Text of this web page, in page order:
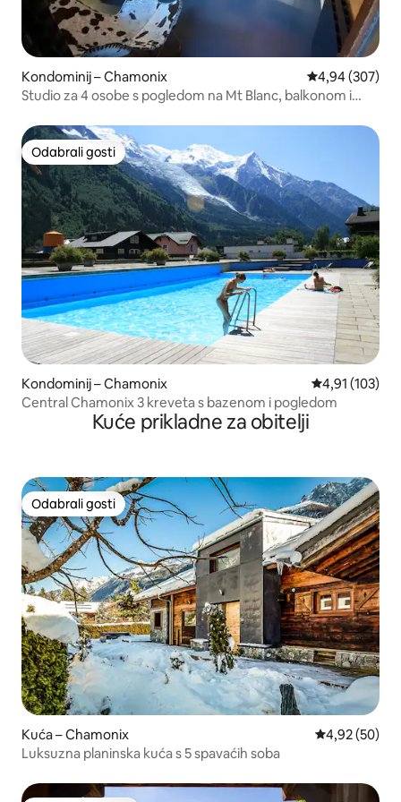
Kondominij – Chamonix Prosječna
4,94 (307)
Studio za 4 osobe s pogledom na Mt Blanc, balkonom i
Odabrali gosti
Odabrali gosti
Kondominij – Chamonix Prosječna
4,91 (103)
Central Chamonix 3 kreveta s bazenom i pogledom
Kuće prikladne za obitelji
Odabrali gosti
Odabrali gosti
Kuća – Chamonix Prosječna
4,92 (50)
Luksuzna planinska kuća s 5 spavaćih soba